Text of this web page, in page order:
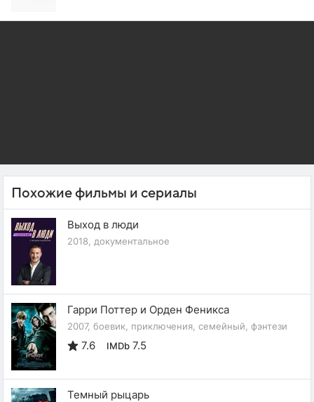
Похожие фильмы и сериалы
Выход в люди
2018, документальное
Гарри Поттер и Орден Феникса
2007, боевик, приключения, семейный, фэнтези
7.6 IMDb 7.5
Темный рыцарь